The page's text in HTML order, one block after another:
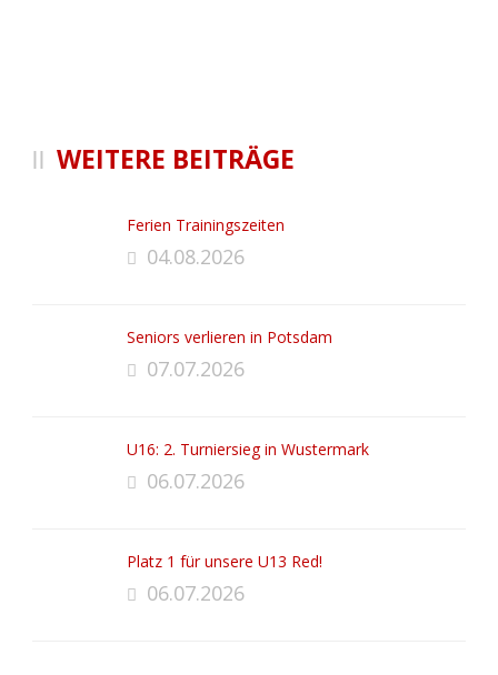
WEITERE BEITRÄGE
Ferien Trainingszeiten
04.08.2026
Seniors verlieren in Potsdam
07.07.2026
U16: 2. Turniersieg in Wustermark
06.07.2026
Platz 1 für unsere U13 Red!
06.07.2026